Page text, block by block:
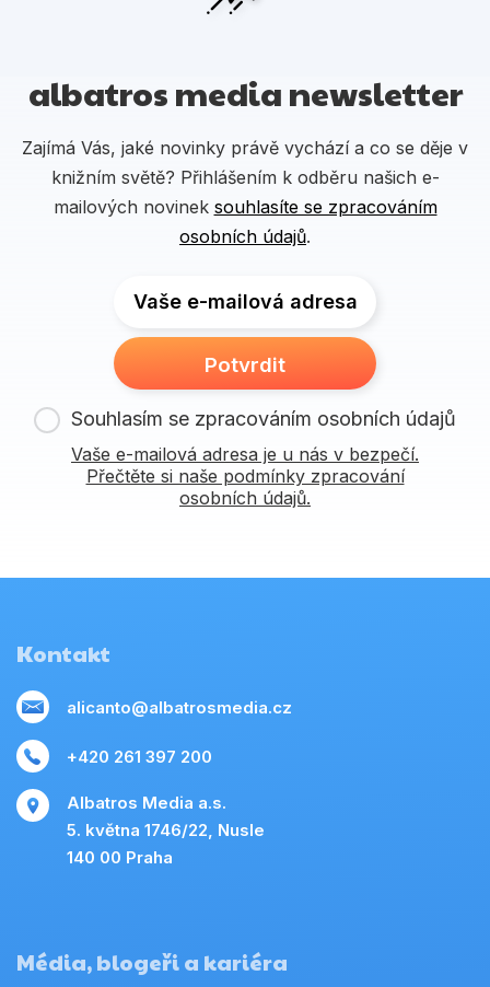
albatros media newsletter
Zajímá Vás, jaké novinky právě vychází a co se děje v
knižním světě? Přihlášením k odběru našich e-
mailových novinek souhlasíte se zpracováním
osobních údajů.
Vaše e-mailová adresa
Potvrdit
Souhlasím se zpracováním osobních údajů
Vaše e-mailová adresa je u nás v bezpečí.
Přečtěte si naše podmínky zpracování
osobních údajů.
Kontakt
alicanto@albatrosmedia.cz
+420 261 397 200
Albatros Media a.s.
5. května 1746/22, Nusle
140 00 Praha
Média, blogeři a kariéra